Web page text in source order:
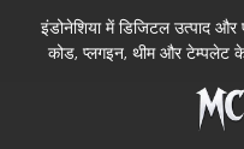
आधिकारिक
इंडोनेशिया में डिजिटल उत्पाद और
कोड, प्लगइन, थीम और टेम्पलेट